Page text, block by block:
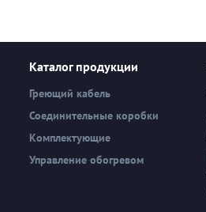
Каталог продукции
Греющий кабель
Соединительные коробки
Комплектующие
Управление обогревом